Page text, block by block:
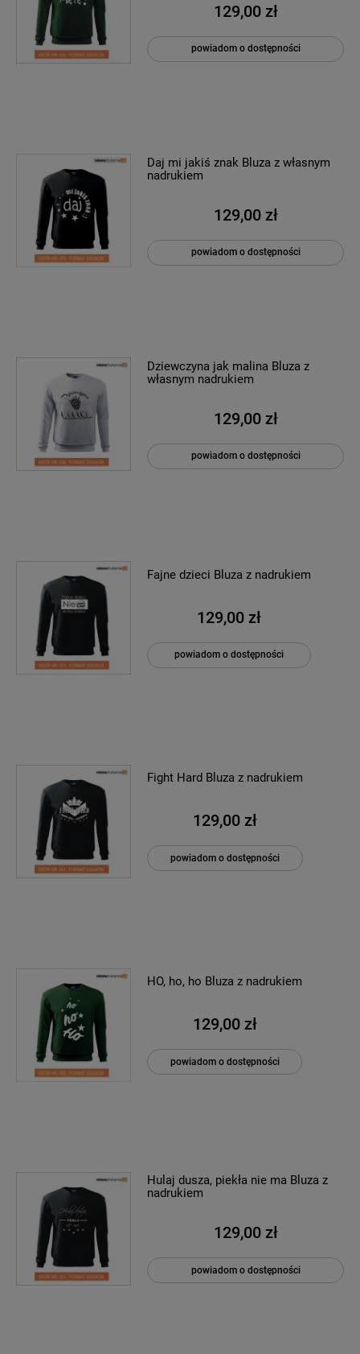
129,00 zł
powiadom o dostępności
Daj mi jakiś znak Bluza z własnym
nadrukiem
129,00 zł
powiadom o dostępności
Dziewczyna jak malina Bluza z
własnym nadrukiem
129,00 zł
powiadom o dostępności
Fajne dzieci Bluza z nadrukiem
129,00 zł
powiadom o dostępności
Fight Hard Bluza z nadrukiem
129,00 zł
powiadom o dostępności
HO, ho, ho Bluza z nadrukiem
129,00 zł
powiadom o dostępności
Hulaj dusza, piekła nie ma Bluza z
nadrukiem
129,00 zł
powiadom o dostępności